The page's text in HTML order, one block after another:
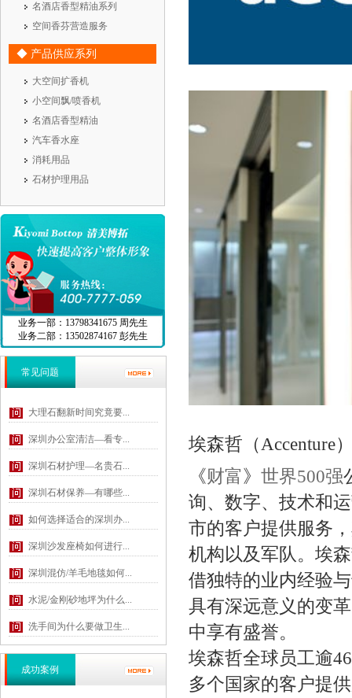
名酒店香型精油系列
空间香芬营造服务
◆ 产品供应系列
大空间扩香机
小空间飘/喷香机
名酒店香型精油
汽车香水座
消耗用品
石材护理用品
业务一部：13798341675 周先生
业务二部：13502874167 彭先生
常见问题
大理石翻新时间究竟要...
深圳办公室清洁—看专...
深圳石材护理—名贵石...
深圳石材保养—有哪些...
如何选择适合的深圳办...
深圳沙发座椅如何进行...
深圳混仿/羊毛地毯如何...
水泥/金刚砂地坪为什么...
洗手间为什么要做卫生...
成功案例
埃森哲（Accenture
《财富》 世界500强
询、数字、技术和
市的客户提供服务
机构以及军队。埃
借独特的业内经验
具有深远意义的变
中享有盛誉。
埃森哲全球员工逾
多个国家的客户提